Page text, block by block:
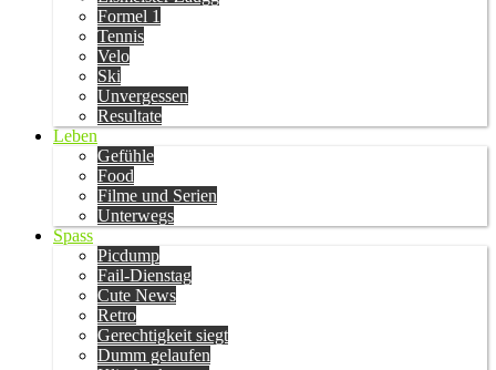
Formel 1
Tennis
Velo
Ski
Unvergessen
Resultate
Leben
Gefühle
Food
Filme und Serien
Unterwegs
Spass
Picdump
Fail-Dienstag
Cute News
Retro
Gerechtigkeit siegt
Dumm gelaufen